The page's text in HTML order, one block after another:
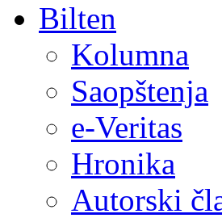
Bilten
Kolumna
Saopštenja
e-Veritas
Hronika
Autorski